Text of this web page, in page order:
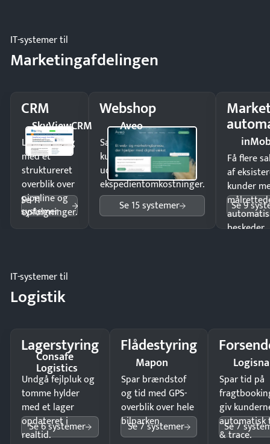
IT-systemer til
Marketingafdelingen
CRM
SkyViewCRM
Luk flere salg
med et
struktureret
overblik over
pipeline og
opfølgninger.
Se 11
systemer
Webshop
Aveo
Sælg produkter 24/7 til
kunder i hele landet
uden
ekspedientomkostninger.
Se 15 systemer
Få flere
af
kunder
beskeder.
Se 9
IT-systemer til
Logistik
Lagerstyring
Consafe
Logistics
Undgå fejlpluk og
tomme hylder
med et lager
opdateret i
realtid.
Se 6 systemer
Flådestyring
Mapon
Spar brændstof
og tid med GPS-
overblik over hele
bilparken.
Se 7 systemer
Spar tid på
giv
automatisk
& trace.
Se 7